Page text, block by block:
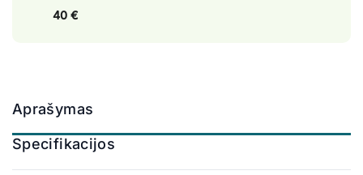
40 €
Aprašymas
Specifikacijos